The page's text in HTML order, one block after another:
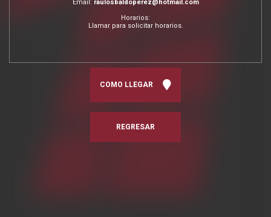
Email: raulosbaldoperez@hotmail.com
Horarios:
Llamar para solicitar horarios.
COMO LLEGAR
REGRESAR